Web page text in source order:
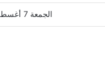
الجمعة 7 أغسطس 2026